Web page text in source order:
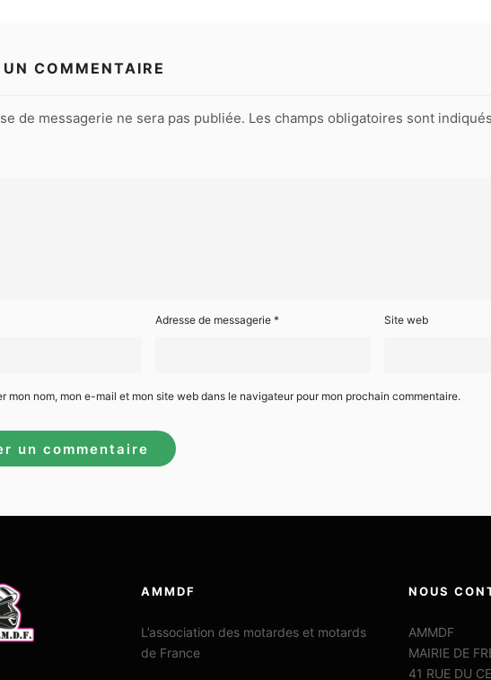
COMMENTAIRE
de messagerie ne sera pas publiée. Les champs obligatoires sont
Adresse de messagerie * Site web
mon nom, mon e-mail et mon site web dans le navigateur pour mon prochain commentaire.
AMMDF
L’association des motardes et motards
de France
NOUS
AMMDF
MAIRIE DE
41 RUE DU